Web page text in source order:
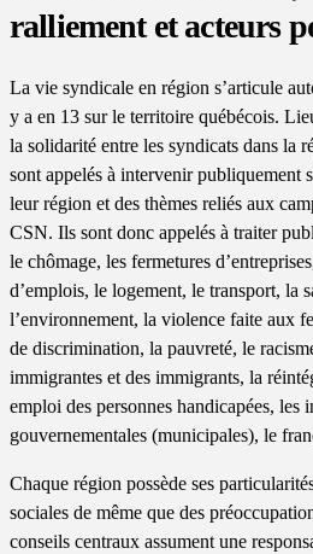
ralliement et acteurs
La vie syndicale en région s’articule
y a en 13 sur le territoire québécois.
la solidarité entre les syndicats dans la
sont appelés à intervenir publiquement
leur région et des thèmes reliés aux
CSN. Ils sont donc appelés à traiter
le chômage, les fermetures
d’emplois, le logement, le transport, la
l’environnement, la violence faite aux
de discrimination, la pauvreté, le
immigrantes et des immigrants, la
emploi des personnes handicapées, les
gouvernementales (municipales), le
Chaque région possède ses
sociales de même que des
conseils centraux assument une